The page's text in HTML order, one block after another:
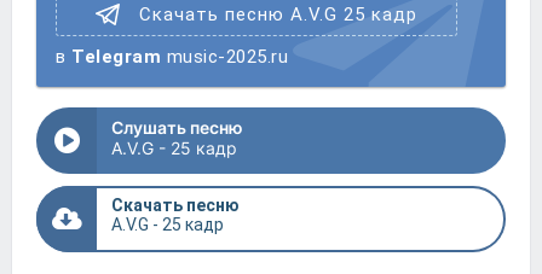
Скачать песню A.V.G 25 кадр
в Telegram music-2025.ru
Слушать песню
A.V.G - 25 кадр
Скачать песню
A.V.G - 25 кадр